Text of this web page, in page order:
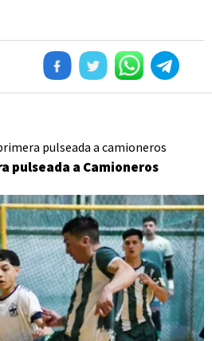
pulseada a Camioneros